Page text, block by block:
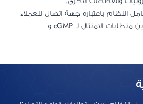
النظام باعتباره جهة اتصال للعملاء
شكل اللوحة والميسر بين متطلبات الامتثال لـ cGMP و